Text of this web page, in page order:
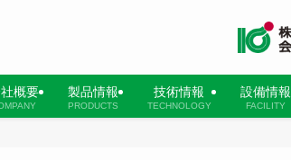
概要 製品情報
PRODUCTS
技術情報
TECHNOLOGY
設備情報
FACILITY